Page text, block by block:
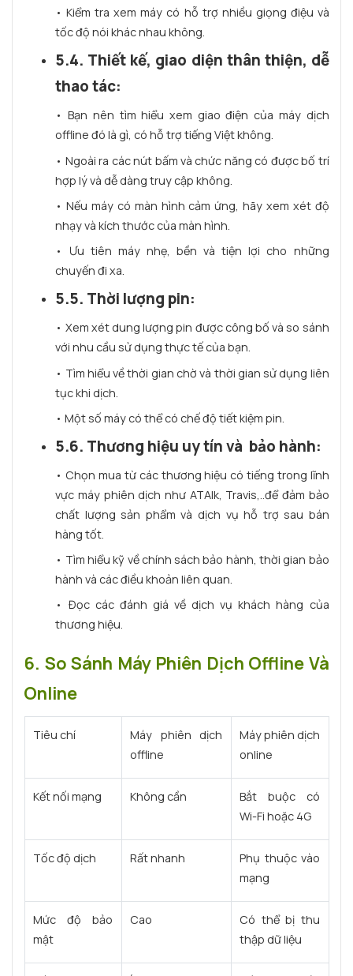
• Kiểm tra xem máy có hỗ trợ nhiều giọng điệu và
tốc độ nói khác nhau không.
5.4. Thiết kế, giao diện thân thiện, dễ
thao tác:
• Bạn nên tìm hiểu xem giao điện của máy dịch
offline đó là gì, có hỗ trợ tiếng Việt không.
• Ngoài ra các nút bấm và chức năng có được bố trí
hợp lý và dễ dàng truy cập không.
• Nếu máy có màn hình cảm ứng, hãy xem xét độ
nhạy và kích thước của màn hình.
• Ưu tiên máy nhẹ, bền và tiện lợi cho những
chuyến đi xa.
5.5. Thời lượng pin:
• Xem xét dung lượng pin được công bố và so sánh
với nhu cầu sử dụng thực tế của bạn.
• Tìm hiểu về thời gian chờ và thời gian sử dụng liên
tục khi dịch.
• Một số máy có thể có chế độ tiết kiệm pin.
5.6. Thương hiệu uy tín và bảo hành:
• Chọn mua từ các thương hiệu có tiếng trong lĩnh
vực máy phiên dịch như ATAlk, Travis,..để đảm bảo
chất lượng sản phẩm và dịch vụ hỗ trợ sau bán
hàng tốt.
• Tìm hiểu kỹ về chính sách bảo hành, thời gian bảo
hành và các điều khoản liên quan.
• Đọc các đánh giá về dịch vụ khách hàng của
thương hiệu.
6. So Sánh Máy Phiên Dịch Offline Và
Online
Tiêu chí
Máy phiên dịch
offline
Máy phiên dịch
online
Kết nối mạng Không cần
Bắt buộc có
Wi-Fi hoặc 4G
Tốc độ dịch Rất nhanh
Phụ thuộc vào
mạng
Mức độ bảo
mật
Cao
Có thể bị thu
thập dữ liệu